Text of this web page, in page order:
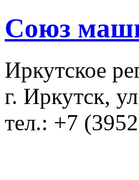
Союз
Иркутское
г. Иркутск,
тел.: +7